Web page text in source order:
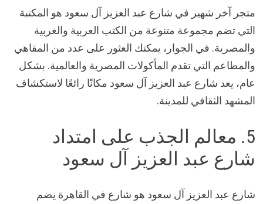
متجر آخر شهير في شارع عبد العزيز آل سعود هو المكتبة
التي تضم مجموعة متنوعة من الكتب العربية والغربية
والمصرية. في الجوار، يمكنك العثور على عدد من المقاهي
والمطاعم التي تقدم المأكولات المصرية والعالمية. بشكل
عام، يعد شارع عبد العزيز آل سعود مكانًا رائعًا لاستكشاف
المشهد الثقافي للمدينة.
5. معالم الجذب على امتداد
شارع عبد العزيز آل سعود
شارع عبد العزيز آل سعود هو شارع في القاهرة يضم